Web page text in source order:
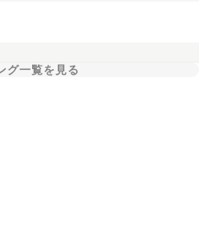
グ一覧を見る